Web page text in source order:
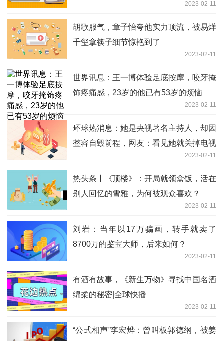
2023-02-11
胡歌服气，章子怡夸他实力顶流，被易烊
千玺拿筷子细节惊艳到了
2023-02-11
世界讯息：王一博体验足底按摩，咬牙掩
饰疼痛感，23岁的他已有53岁的烦恼
2023-02-11
环球热消息：她是央视著名主持人，却因
整容自毁前程，网友：看见她就关掉电视
2023-02-11
热头条丨《顶楼》：开局就领盒饭，活在
别人回忆的雪雅，为何被观众喜欢？
2023-02-11
刘岩：当年以17万骗画，转手就卖了
8700万的鉴宝大师，后来如何？
2023-02-11
有酒有故事，《新生万物》寻找中国名酒
绵柔的秘密|全球快播
2023-02-11
“公式相声”李宏烨：曾叫板郭德纲，被姜